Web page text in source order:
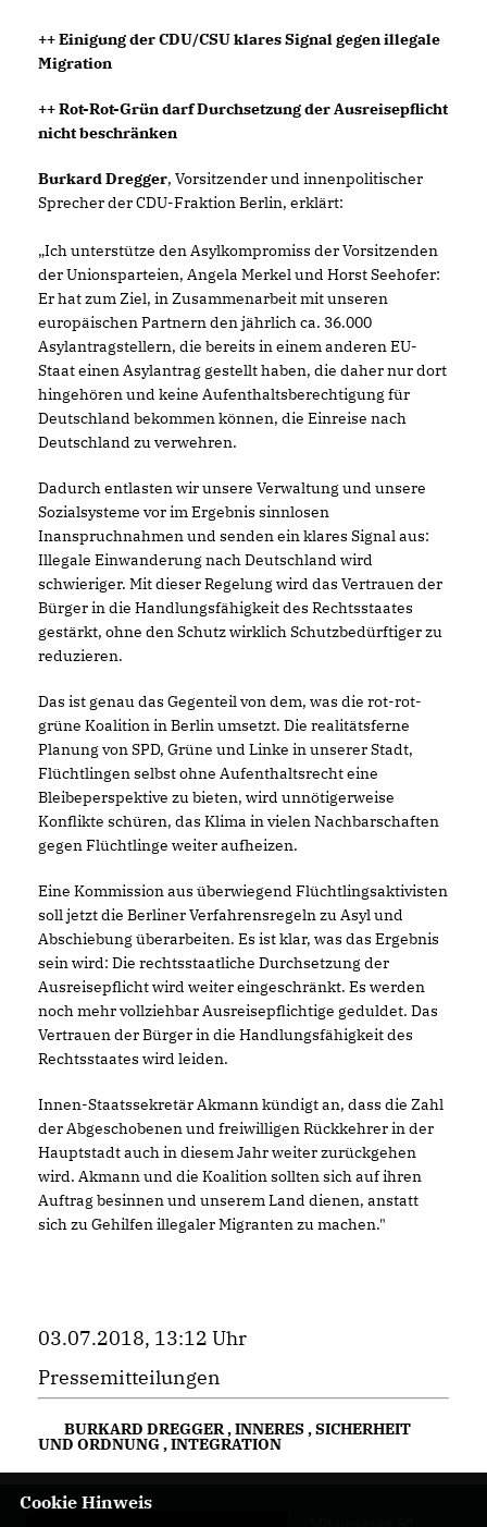
++ Einigung der CDU/CSU klares Signal gegen illegale
Migration
++ Rot-Rot-Grün darf Durchsetzung der Ausreisepflicht
nicht beschränken
Burkard Dregger, Vorsitzender und innenpolitischer
Sprecher der CDU-Fraktion Berlin, erklärt:
Ich unterstütze den Asylkompromiss der Vorsitzenden
der Unionsparteien, Angela Merkel und Horst Seehofer:
Er hat zum Ziel, in Zusammenarbeit mit unseren
europäischen Partnern den jährlich ca. 36.000
Asylantragstellern, die bereits in einem anderen EU-
Staat einen Asylantrag gestellt haben, die daher nur dort
hingehören und keine Aufenthaltsberechtigung für
Deutschland bekommen können, die Einreise nach
Deutschland zu verwehren.
Dadurch entlasten wir unsere Verwaltung und unsere
Sozialsysteme vor im Ergebnis sinnlosen
Inanspruchnahmen und senden ein klares Signal aus:
Illegale Einwanderung nach Deutschland wird
schwieriger. Mit dieser Regelung wird das Vertrauen der
Bürger in die Handlungsfähigkeit des Rechtsstaates
gestärkt, ohne den Schutz wirklich Schutzbedürftiger zu
reduzieren.
Das ist genau das Gegenteil von dem, was die rot-rot-
grüne Koalition in Berlin umsetzt. Die realitätsferne
Planung von SPD, Grüne und Linke in unserer Stadt,
Flüchtlingen selbst ohne Aufenthaltsrecht eine
Bleibeperspektive zu bieten, wird unnötigerweise
Konflikte schüren, das Klima in vielen Nachbarschaften
gegen Flüchtlinge weiter aufheizen.
Eine Kommission aus überwiegend Flüchtlingsaktivisten
soll jetzt die Berliner Verfahrensregeln zu Asyl und
Abschiebung überarbeiten. Es ist klar, was das Ergebnis
sein wird: Die rechtsstaatliche Durchsetzung der
Ausreisepflicht wird weiter eingeschränkt. Es werden
noch mehr vollziehbar Ausreisepflichtige geduldet. Das
Vertrauen der Bürger in die Handlungsfähigkeit des
Rechtsstaates wird leiden.
Innen-Staatssekretär Akmann kündigt an, dass die Zahl
der Abgeschobenen und freiwilligen Rückkehrer in der
Hauptstadt auch in diesem Jahr weiter zurückgehen
wird. Akmann und die Koalition sollten sich auf ihren
Auftrag besinnen und unserem Land dienen, anstatt
sich zu Gehilfen illegaler Migranten zu machen."
03.07.2018, 13:12 Uhr
Pressemitteilungen
BURKARD DREGGER,INNERES ,SICHERHEIT
UND ORDNUNG,INTEGRATION
Cookie Hinweis